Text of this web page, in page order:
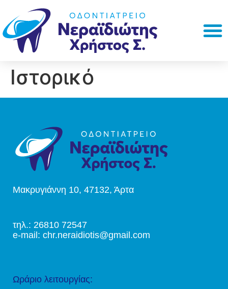
Ιστορικό
Μακρυγιάννη 10, 47132, Άρτα
τηλ.: 26810 72547
e-mail: chr.neraidiotis@gmail.com
Ωράριο λειτουργίας: